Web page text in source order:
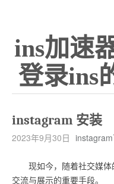
ins加速
登录ins
instagram 安装
2023年9月30日
现如今，随着社交媒体
交流与展示的重要手段。